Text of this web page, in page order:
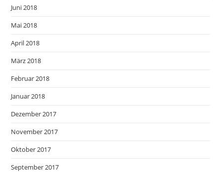
Juni 2018
Mai 2018
April 2018
März 2018
Februar 2018
Januar 2018
Dezember 2017
November 2017
Oktober 2017
September 2017